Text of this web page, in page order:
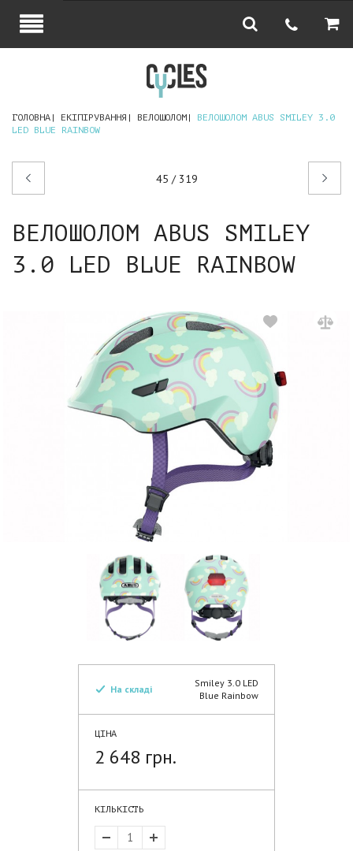
ГОЛОВНА ЕКІПІРУВАННЯ ВЕЛОШОЛОМ
ВЕЛОШОЛОМ ABUS SMILEY 3.0
LED BLUE RAINBOW
45 / 319
Наступний
ВЕЛОШОЛОМ ABUS SMILEY
3.0 LED BLUE RAINBOW
На складі
Smiley 3.0 LED
Blue Rainbow
ЦІНА
2 648 грн.
КІЛЬКІСТЬ